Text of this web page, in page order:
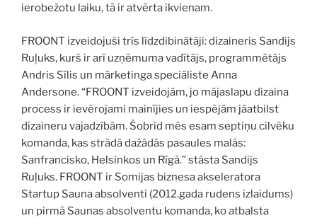
ierobežotu laiku, tā ir atvērta ikvienam.
FROONT izveidojuši trīs līdzdibinātāji: dizaineris Sandijs
Ruļuks, kurš ir arī uzņēmuma vadītājs, programmētājs
Andris Sīlis un mārketinga speciāliste Anna
Andersone. “FROONT izveidojām, jo mājaslapu dizaina
process ir ievērojami mainījies un iespējām jāatbilst
dizaineru vajadzībām. Šobrīd mēs esam septiņu cilvēku
komanda, kas strādā dažādās pasaules malās:
Sanfrancisko, Helsinkos un Rīgā.” stāsta Sandijs
Ruļuks. FROONT ir Somijas biznesa akseleratora
Startup Sauna absolventi (2012.gada rudens izlaidums)
un pirmā Saunas absolventu komanda, ko atbalsta